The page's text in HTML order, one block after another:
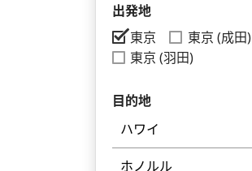
出発地
東京
東京 (成田)
東京 (羽田)
目的地